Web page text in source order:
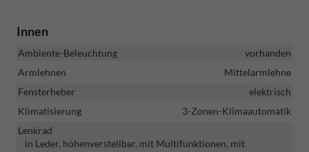
Innen
Ambiente-Beleuchtung
vorhanden
Armlehnen
Mittelarmlehne
Fensterheber
elektrisch
Klimatisierung
3-Zonen-Klimaautomatik
Lenkrad
in Leder, höhenverstellbar, mit Multifunktionen, mit